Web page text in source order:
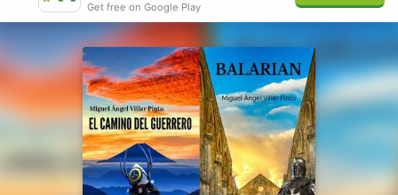
Iniciar sesión
Publicar
Get free on Google Play